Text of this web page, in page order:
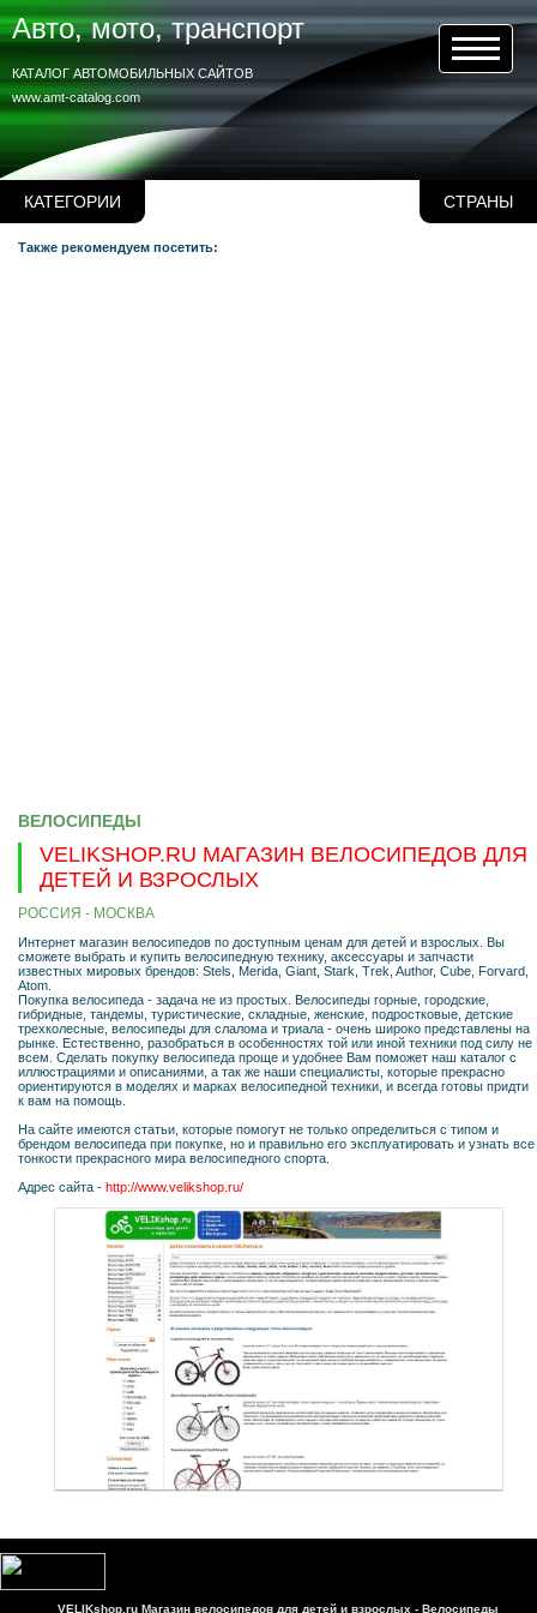
КАТЕГОРИИ СТРАНЫ
Авто, мото, транспорт
www.amt-catalog.com
КАТАЛОГ АВТОМОБИЛЬНЫХ САЙТОВ
Также рекомендуем посетить:
ВЕЛОСИПЕДЫ
VELIKSHOP.RU МАГАЗИН ВЕЛОСИПЕДОВ ДЛЯ
ДЕТЕЙ И ВЗРОСЛЫХ
РОССИЯ - МОСКВА
Интернет магазин велосипедов по доступным ценам для детей и взрослых. Вы
сможете выбрать и купить велосипедную технику, аксессуары и запчасти
известных мировых брендов: Stels, Merida, Giant, Stark, Trek, Author, Cube, Forvard,
Atom.
Покупка велосипеда - задача не из простых. Велосипеды горные, городские,
гибридные, тандемы, туристические, складные, женские, подростковые, детские
трехколесные, велосипеды для слалома и триала - очень широко представлены на
рынке. Естественно, разобраться в особенностях той или иной техники под силу не
всем. Сделать покупку велосипеда проще и удобнее Вам поможет наш каталог с
иллюстрациями и описаниями, а так же наши специалисты, которые прекрасно
ориентируются в моделях и марках велосипедной техники, и всегда готовы придти
к вам на помощь.
На сайте имеются статьи, которые помогут не только определиться с типом и
брендом велосипеда при покупке, но и правильно его эксплуатировать и узнать все
тонкости прекрасного мира велосипедного спорта.
Адрес сайта - http://www.velikshop.ru/
VELIKshop.ru Магазин велосипедов для детей и взрослых - Велосипеды